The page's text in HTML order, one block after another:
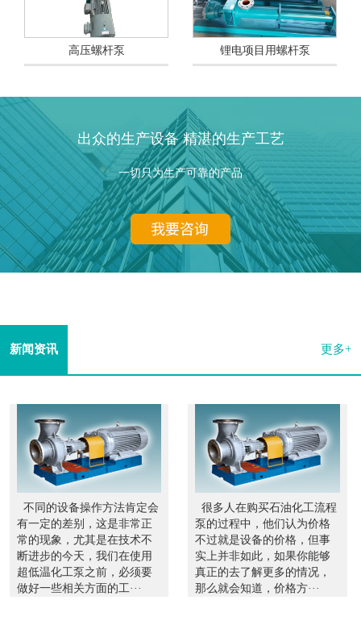
高压螺杆泵 锂电项目用螺杆泵
出众的生产设备 精湛的生产工艺
一切只为生产可靠的产品
新闻资讯 更多+
不同的设备操作方法肯定会
有一定的差别，这是非常正
常的现象，尤其是在技术不
断进步的今天，我们在使用
超低温化工泵之前，必须要
做好一些相关方面的工···
很多人在购买石油化工流程
泵的过程中，他们认为价格
不过就是设备的价格，但事
实上并非如此，如果你能够
真正的去了解更多的情况，
那么就会知道，价格方···